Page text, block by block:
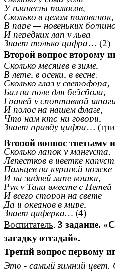
У планеты полюсов,
Сколько в целом половинок,
В паре — новеньких
И передних лап у льва
Знает только цифра… (2)
Второй вопрос второму
Сколько месяцев в зиме,
В лете, в осени, в весне,
Сколько глаз у светофора,
Баз на поле для бейсбола,
Граней у спортивной шпаги
И полос на нашем флаге,
Что нам кто ни говори,
Знает правду цифра…
Второй вопрос третьему
Сколько лапок у мангуста,
Лепестков в цветке
Пальцев на куриной ножке
И на задней лапе кошки,
Рук у Тани вместе с Петей
И всего сторон на свете
Да и океанов в мире,
Знает циферка… (4)
Воспитатель. 3 задание.
загадку отгадай».
Третий вопрос первому
Это - самый зимний цвет.